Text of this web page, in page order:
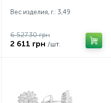
Вес изделия, г.: 3,49
6 527.30 грн
2 611 грн /шт.